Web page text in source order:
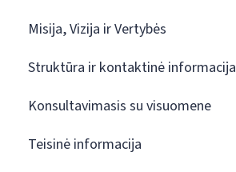
Misija, Vizija ir Vertybės
Struktūra ir kontaktinė informacija
Konsultavimasis su visuomene
Teisinė informacija